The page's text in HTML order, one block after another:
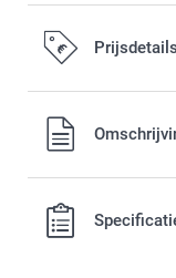
Prijsdetails
Alle prijzen zijn in
verzendkosten.